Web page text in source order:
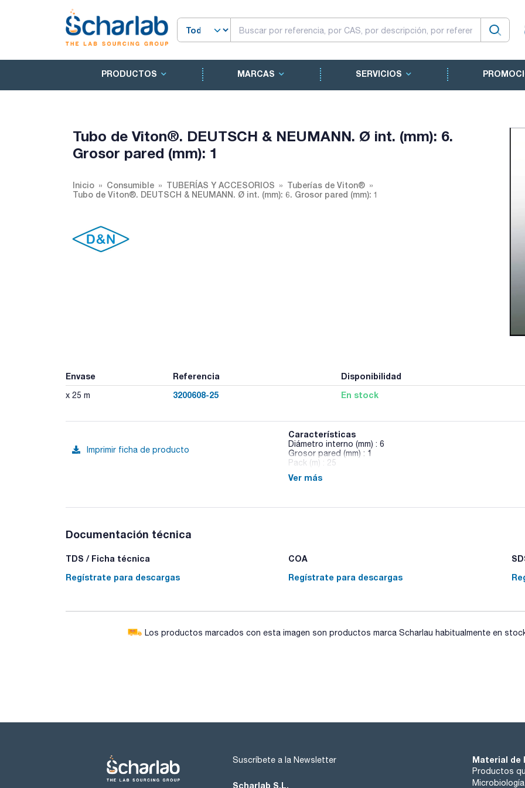
PRODUCTOS MARCAS SERVICIOS
Tubo de Viton®. DEUTSCH & NEUMANN. Ø int. (mm): 6.
Grosor pared (mm): 1
Inicio Consumible TUBERÍAS Y ACCESORIOS
Tuberías de Viton®
Tubo de Viton®. DEUTSCH & NEUMANN. Ø int. (mm): 6. Grosor pared (mm): 1
Envase Referencia Disponibilidad
x 25 m 3200608-25 En stock
Imprimir ficha de producto
Características
Diámetro interno (mm) : 6
Grosor pared (mm) : 1
Pack (m) : 25
Tubería de caucho fluorado (FPM) negro, dureza 75 Shore A.
Ver más
Documentación técnica
TDS / Ficha técnica
Regístrate para descargas
COA
Regístrate para descargas
Los productos marcados con esta imagen son productos marca Scharlau habitualmente en
Suscríbete a la Newsletter
Scharlab S.L.
Material de
Productos
Microbiología